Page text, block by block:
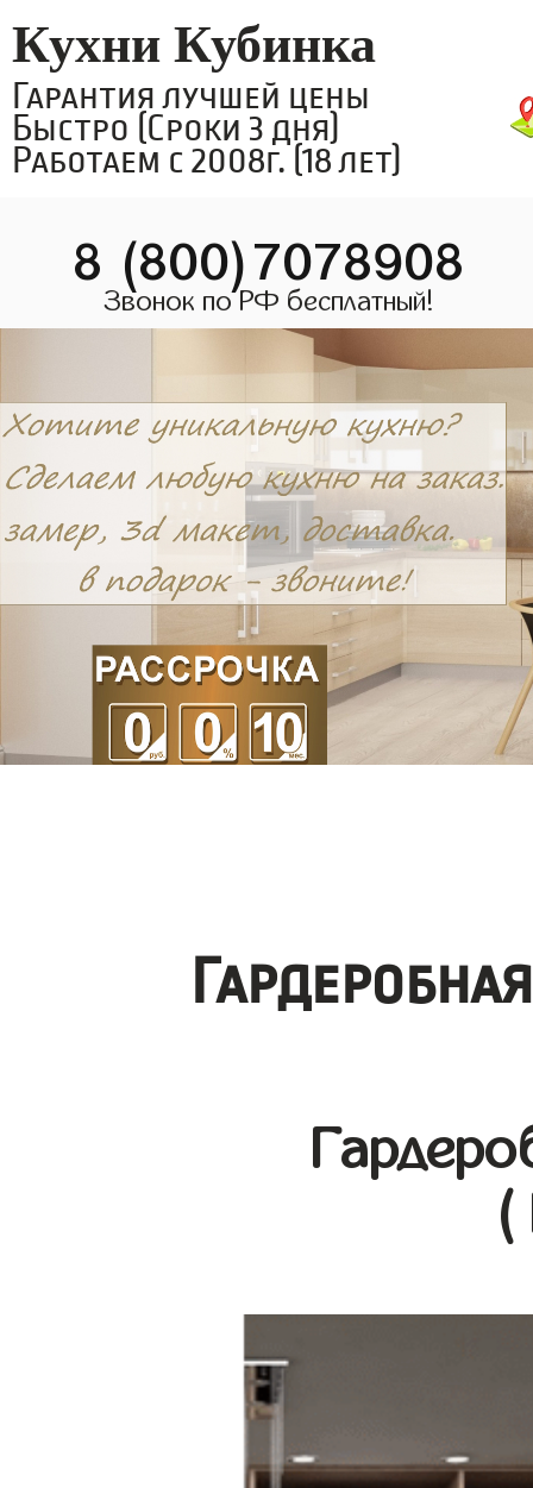
Кухни Кубинка
Гарантия лучшей цены
Быстро (Сроки 3 дня)
Работаем с 2008г. (18 лет)
8 (800)7078908
Звонок по РФ бесплатный!
(